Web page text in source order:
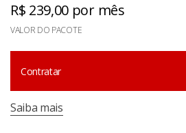
R$ 239,00 por mês
VALOR DO PACOTE
Contratar
Saiba mais